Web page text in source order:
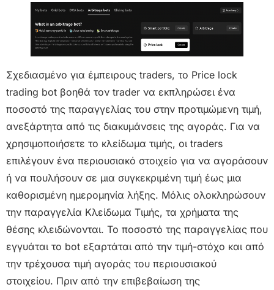
Σχεδιασμένο για έμπειρους traders, το Price lock
trading bot βοηθά τον trader να εκπληρώσει ένα
ποσοστό της παραγγελίας του στην προτιμώμενη τιμή,
ανεξάρτητα από τις διακυμάνσεις της αγοράς. Για να
χρησιμοποιήσετε το κλείδωμα τιμής, οι traders
επιλέγουν ένα περιουσιακό στοιχείο για να αγοράσουν
ή να πουλήσουν σε μια συγκεκριμένη τιμή έως μια
καθορισμένη ημερομηνία λήξης. Μόλις ολοκληρώσουν
την παραγγελία Κλείδωμα Τιμής, τα χρήματα της
θέσης κλειδώνονται. Το ποσοστό της παραγγελίας που
εγγυάται το bot εξαρτάται από την τιμή-στόχο και από
την τρέχουσα τιμή αγοράς του περιουσιακού
στοιχείου. Πριν από την επιβεβαίωση της